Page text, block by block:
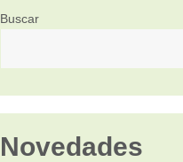
Buscar
Novedades